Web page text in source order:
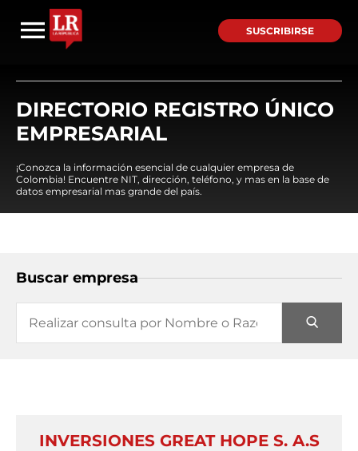
SUSCRIBIRSE
DIRECTORIO REGISTRO ÚNICO
EMPRESARIAL
¡Conozca la información esencial de cualquier empresa de
Colombia! Encuentre NIT, dirección, teléfono, y mas en la base de
datos empresarial mas grande del país.
Buscar empresa
INVERSIONES GREAT HOPE S. A.S